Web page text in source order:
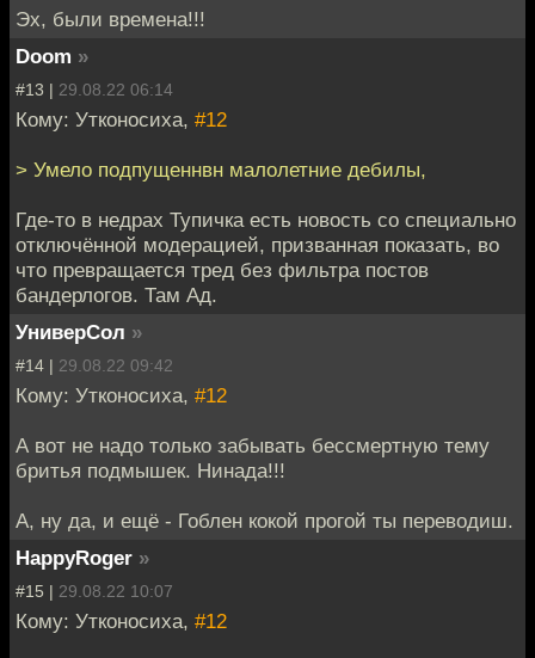
Эх, были времена!!!
Doom »
#13 | 29.08.22 06:14
Кому: Утконосиха, #12
> Умело подпущеннвн малолетние дебилы,
Где-то в недрах Тупичка есть новость со специально
отключённой модерацией, призванная показать, во
что превращается тред без фильтра постов
бандерлогов. Там Ад.
УниверСол »
#14 | 29.08.22 09:42
Кому: Утконосиха, #12
А вот не надо только забывать бессмертную тему
бритья подмышек. Нинада!!!
А, ну да, и ещё - Гоблен кокой прогой ты переводиш.
HappyRoger »
#15 | 29.08.22 10:07
Кому: Утконосиха, #12